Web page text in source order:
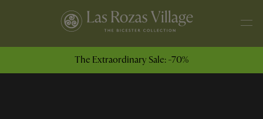
The Extraordinary Sale: -70%